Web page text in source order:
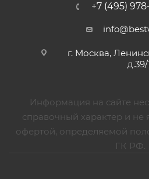
+7 (495)
г. Москва,
д.39/
Информация на сайте
справочный характер и не
офертой, определяемой
ГК РФ.